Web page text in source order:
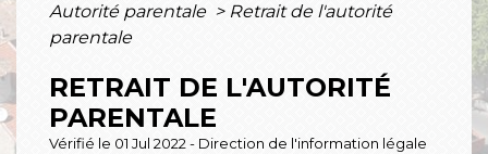
Autorité parentale > Retrait de l'autorité
parentale
RETRAIT DE L'AUTORITÉ
PARENTALE
Vérifié le 01 Jul 2022 - Direction de l'information légale